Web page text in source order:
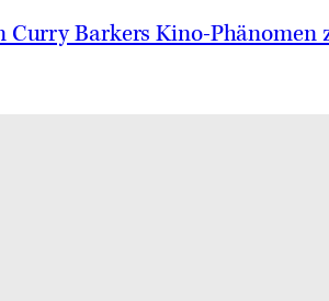
Curry Barkers Kino-Phänomen